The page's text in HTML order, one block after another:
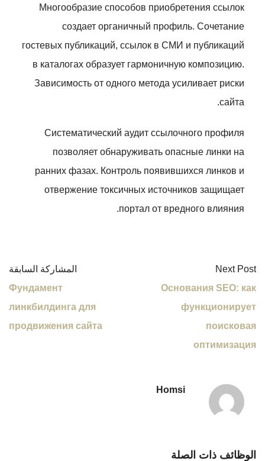
Многообразие способов приобретения ссылок
создает органичный профиль. Сочетание
гостевых публикаций, ссылок в СМИ и публикаций
в каталогах образует гармоничную композицию.
Зависимость от одного метода усиливает риски
сайта.
Систематический аудит ссылочного профиля
позволяет обнаруживать опасные линки на
ранних фазах. Контроль появившихся линков и
отвержение токсичных источников защищает
портал от вредного влияния.
المشاركة السابقة
Фундамент
линкбилдинга для
продвижения сайта
Next Post
Основания SEO: как
функционирует
поисковая
оптимизация
Homsi
الوظائف ذات الصلة